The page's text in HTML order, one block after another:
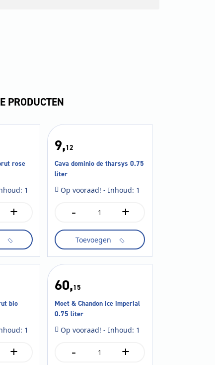
PRODUCTEN
rose
1
+
9,12
Cava dominio de tharsys 0.75
liter
Op vooraad! - Inhoud: 1
-
Cava
de
tharsys
0.75
liter
+
Toevoegen
bio
1
+
60,15
Moet & Chandon ice imperial
0.75 liter
Op vooraad! - Inhoud: 1
-
Moet
+